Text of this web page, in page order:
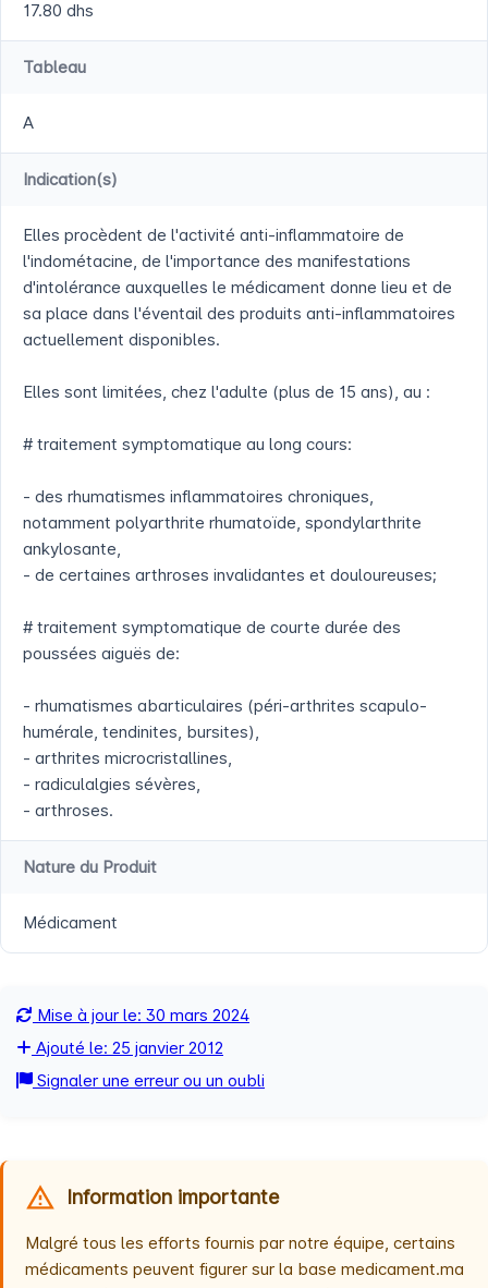
17.80 dhs
Tableau
A
Indication(s)
Elles procèdent de l'activité anti-inflammatoire de
l'indométacine, de l'importance des manifestations
d'intolérance auxquelles le médicament donne lieu et de
sa place dans l'éventail des produits anti-inflammatoires
actuellement disponibles.
Elles sont limitées, chez l'adulte (plus de 15 ans), au :
# traitement symptomatique au long cours:
- des rhumatismes inflammatoires chroniques,
notamment polyarthrite rhumatoïde, spondylarthrite
ankylosante,
- de certaines arthroses invalidantes et douloureuses;
# traitement symptomatique de courte durée des
poussées aiguës de:
- rhumatismes abarticulaires (péri-arthrites scapulo-
humérale, tendinites, bursites),
- arthrites microcristallines,
- radiculalgies sévères,
- arthroses.
Nature du Produit
Médicament
Mise à jour le: 30 mars 2024
Ajouté le: 25 janvier 2012
Signaler une erreur ou un oubli
Information importante
Malgré tous les efforts fournis par notre équipe, certains
médicaments peuvent figurer sur la base medicament.ma